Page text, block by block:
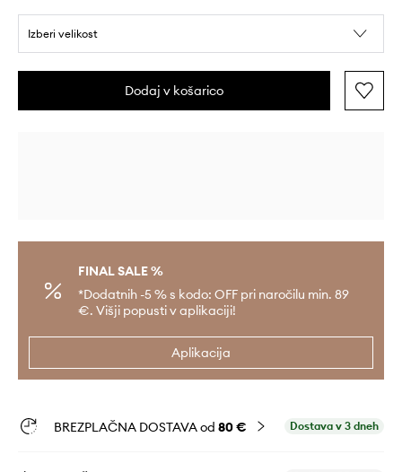
Izberi velikost
Dodaj v košarico
FINAL SALE %
*Dodatnih -5 % s kodo: OFF pri naročilu min. 89
€. Višji popusti v aplikaciji!
Aplikacija
BREZPLAČNA DOSTAVA od 80 € Dostava v 3 dneh